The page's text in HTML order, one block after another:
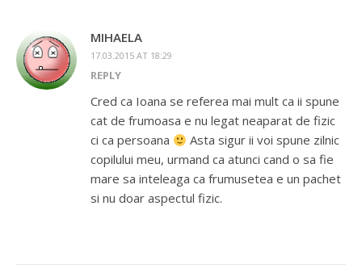
MIHAELA
17.03.2015 AT 18:29
REPLY
Cred ca Ioana se referea mai mult ca ii spune
cat de frumoasa e nu legat neaparat de fizic
ci ca persoana
Asta sigur ii voi spune zilnic
copilului meu, urmand ca atunci cand o sa fie
mare sa inteleaga ca frumusetea e un pachet
si nu doar aspectul fizic.